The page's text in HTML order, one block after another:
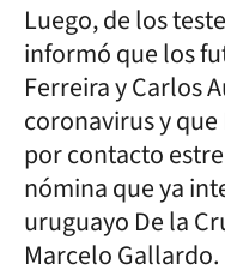
Luego, de los
informó que los
Ferreira y Carlos
coronavirus y
por contacto
nómina que ya
uruguayo De la
Marcelo Gallardo.